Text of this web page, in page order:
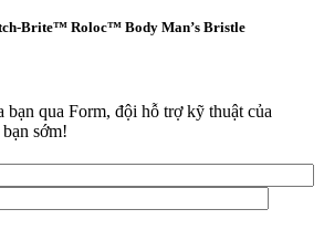
Brite™ Roloc™ Body Man’s Bristle
bạn qua Form, đội hỗ trợ kỹ thuật của
sớm!